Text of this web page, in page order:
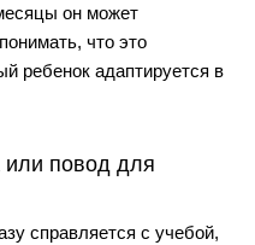
он может
что это
ребенок адаптируется в
или повод для
справляется с учебой,